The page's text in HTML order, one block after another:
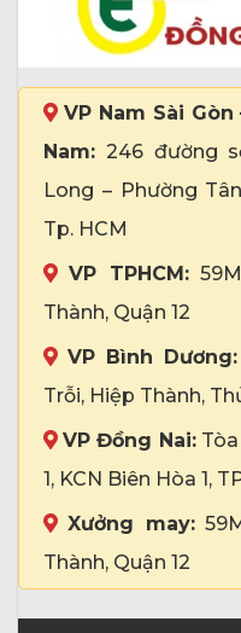
VP Nam Sài
Nam: 246 đường
Long – Phường
Tp. HCM
VP TPHCM:
Thành, Quận 12
VP Bình Dương:
Trỗi, Hiệp Thành,
VP Đồng Nai:Tòa
1, KCN Biên Hòa 1,
Xưởng may:
Thành, Quận 12